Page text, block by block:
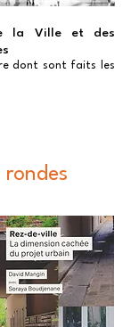
la Ville et des
dont sont faits les